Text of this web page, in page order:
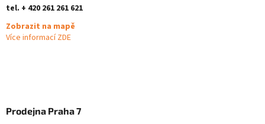
tel. + 420 261 261 621
Zobrazit na mapě
Více informací ZDE
Prodejna Praha 7